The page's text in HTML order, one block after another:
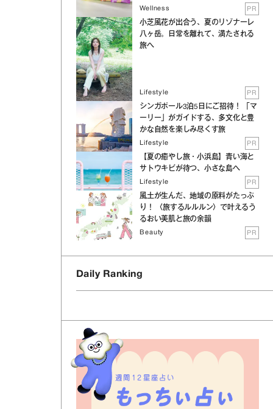
Wellness PR
小芝風花が出合う、夏のリゾナーレ
八ヶ岳。日常を離れて、満たされる
旅へ
Lifestyle PR
シンガポール3泊5日にご招待！ 「マ
ーリー」がガイドする、多文化と豊
かな自然を楽しみ尽くす旅
Lifestyle PR
【夏の癒やし旅・小浜島】青い海と
サトウキビが待つ、小さな島へ
Lifestyle PR
風土が生んだ、地域の原料がたっぷ
り！ 〈旅するルルルン〉で叶えるう
るおい美肌と旅の余韻
Beauty PR
Daily Ranking
週間12星座占い